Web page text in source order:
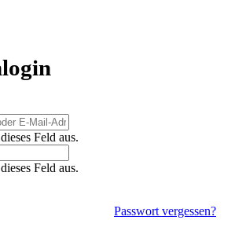
Feld aus.
Feld aus.
Passwort vergessen?